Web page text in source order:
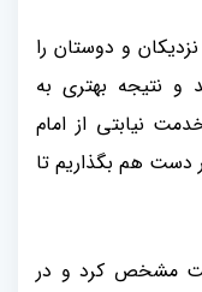
و دوستان را
و نتیجه بهتری به
نیابتی از امام
دست هم بگذاریم تا
مشخص کرد و در